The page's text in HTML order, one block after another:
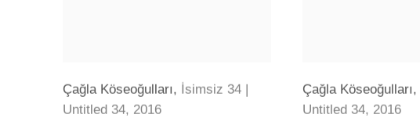
Çağla Köseoğulları, İsimsiz 34 |
Untitled 34, 2016
Çağla Köseoğulları,
Untitled 34, 2016